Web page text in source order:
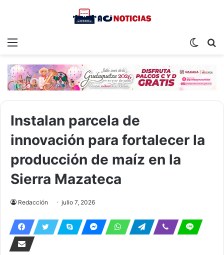
Menu
Switch
Instalan parcela de
innovación para fortalecer la
producción de maíz en la
Sierra Mazateca
Redacción julio 7, 2026